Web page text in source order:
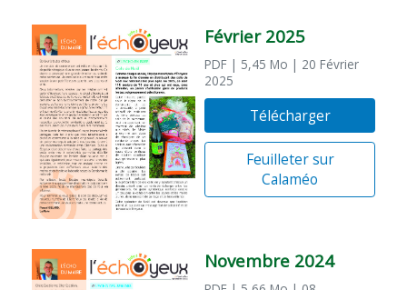
Février 2025
PDF | 5,45 Mo | 20 Février
2025
Télécharger
Feuilleter sur
Calaméo
Novembre 2024